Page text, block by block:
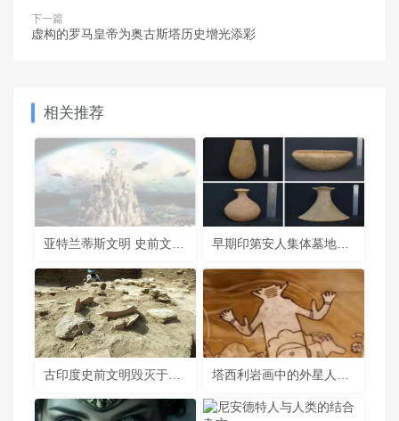
下一篇
虚构的罗马皇帝为奥古斯塔历史增光添彩
相关推荐
亚特兰蒂斯文明 史前文明猜想 早期印第安人集体墓地之谜
古印度史前文明毁灭于核爆炸的现代启示